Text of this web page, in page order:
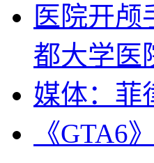
医院开颅
都大学医
媒体：菲
《GTA6